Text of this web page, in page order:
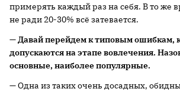
примерять каждый раз на себя. В то же
не ради 20-30% всё затевается.
— Давай перейдем к типовым ошибкам,
допускаются на этапе вовлечения.
основные, наиболее популярные.
— Одна из таких очень досадных,